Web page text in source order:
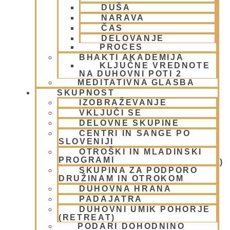
DUŠA
NARAVA
ČAS
DELOVANJE
PROCES
BHAKTI AKADEMIJA
KLJUČNE VREDNOTE
NA DUHOVNI POTI 2
MEDITATIVNA GLASBA
SKUPNOST
IZOBRAŽEVANJE
VKLJUČI SE
DELOVNE SKUPINE
CENTRI IN SANGE PO
SLOVENIJI
OTROŠKI IN MLADINSKI
PROGRAMI
SKUPINA ZA PODPORO
DRUŽINAM IN OTROKOM
DUHOVNA HRANA
PADAJATRA
DUHOVNI UMIK POHORJE
(RETREAT)
PODARI DOHODNINO
Padajatra 2008(12)
PADAYATRA
(3)
Pogosta vprašanja(2)
Popotovanja
Poučne zgodbe in nauki(8)
Prabhupadovi učenci in ostali(3)
(2)
Predstavitev
(9)
Prigrizki (1)
Prireditve(7)
Priti Vardhana das(1)
Promocija in izobrazevanje(3)
Reportaže (6)
SEMINARJI IN TEČAJ(5)
Skupina za podporo družinam in otrokom (CPT)
(1)
Sladice
(6)
Sladoled(3)
Slane jedi(2)
(6)
Slovenija (30)